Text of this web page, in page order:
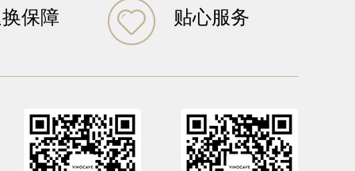
保障 贴心服务